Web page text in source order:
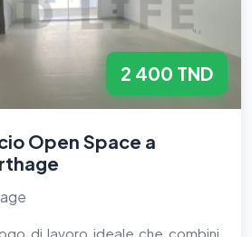
2 400 TND
Open Space a
di lavoro ideale che combini